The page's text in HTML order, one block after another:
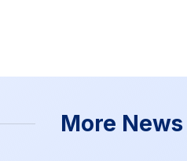
More News